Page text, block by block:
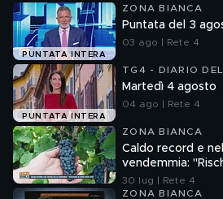
PUNTATA INTERA
ZONA BIANCA
Puntata del 3
03 ago | Rete 4
PUNTATA INTERA
TG4 - DIARIO
Martedì 4 agosto
04 ago | Rete 4
ZONA BIANCA
Caldo record e
vendemmia:
vino"
30 lug | Rete 4
ZONA BIANCA